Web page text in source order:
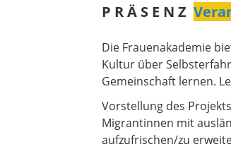
P R Ä S E N Z
Die Frauenakademie
Kultur über
Gemeinschaft lernen.
Vorstellung des
Migrantinnen mit
aufzufrischen/zu